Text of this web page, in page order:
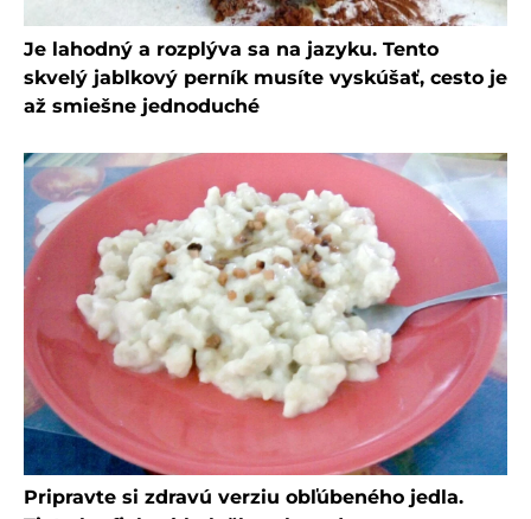
Je lahodný a rozplýva sa na jazyku. Tento
skvelý jablkový perník musíte vyskúšať, cesto je
až smiešne jednoduché
Pripravte si zdravú verziu obľúbeného jedla.